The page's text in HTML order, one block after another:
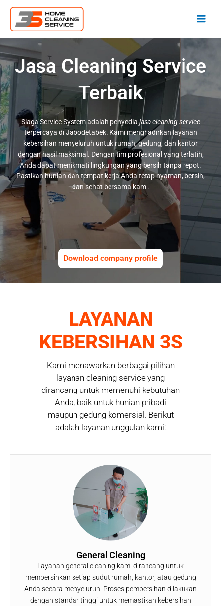
konten
Jasa Cleaning Service
Terbaik
Siaga Service System adalah penyedia jasa cleaning service
terpercaya di Jabodetabek. Kami menghadirkan layanan
kebersihan menyeluruh untuk rumah, gedung, dan kantor
dengan hasil maksimal. Dengan tim profesional yang terlatih,
Anda dapat menikmati lingkungan yang bersih tanpa repot.
Pastikan hunian dan tempat kerja Anda tetap nyaman, bersih,
dan sehat bersama kami.
Download company profile
LAYANAN
KEBERSIHAN 3S
Kami menawarkan berbagai pilihan
layanan cleaning service yang
dirancang untuk memenuhi kebutuhan
Anda, baik untuk hunian pribadi
maupun gedung komersial. Berikut
adalah layanan unggulan kami:
General Cleaning
Layanan general cleaning kami dirancang untuk
membersihkan setiap sudut rumah, kantor, atau gedung
Anda secara menyeluruh. Proses pembersihan dilakukan
dengan standar tinggi untuk memastikan kebersihan